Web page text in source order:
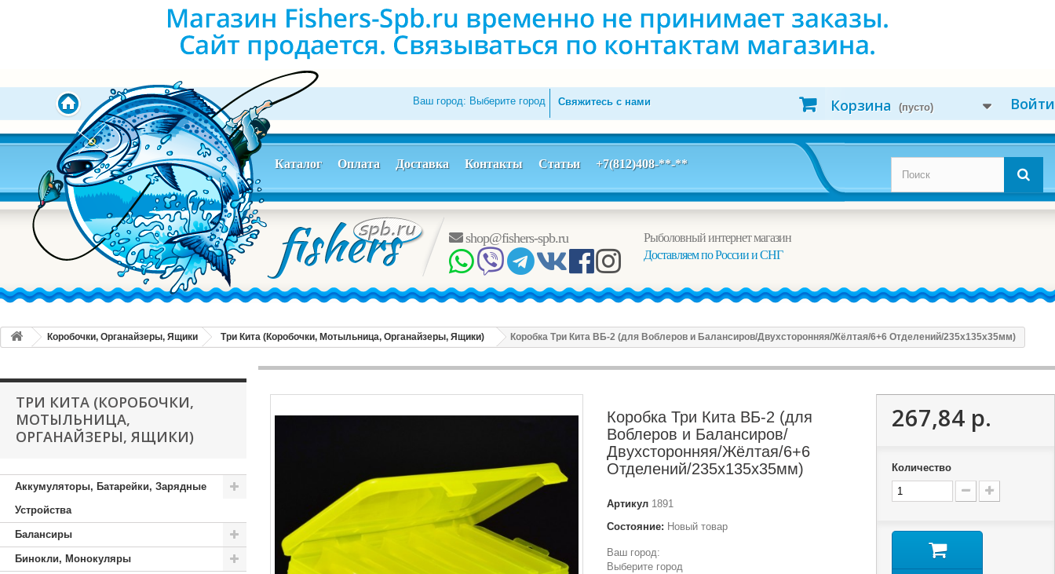
Войти
Корзина (пусто)
Свяжитесь с нами
Ваш город: Выберите город
Каталог Оплата Доставка Контакты Статьи +7(812)408-**-**
Рыболовный интернет магазин
Доставляем по России и СНГ
shop@fishers-spb.ru
Коробочки, Органайзеры, Ящики Три Кита (Коробочки, Мотыльница, Органайзеры, Ящики) Коробка Три Кита ВБ-2 (для Воблеров и Балансиров/Двухсторонняя/Жёлтая/6+6 Отделений/235x135x35мм)
ТРИ КИТА (КОРОБОЧКИ,
МОТЫЛЬНИЦА,
ОРГАНАЙЗЕРЫ, ЯЩИКИ)
Аккумуляторы, Батарейки, Зарядные
Устройства
Балансиры
Бинокли, Монокуляры
Коробка Три Кита ВБ-2 (для
Воблеров и Балансиров/
Двухсторонняя/Жёлтая/6+6
Отделений/235x135x35мм)
Артикул 1891
Состояние: Новый товар
Ваш город:
Выберите город
267,84 р.
Количество